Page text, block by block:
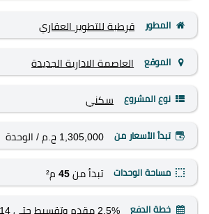
المطور قرطبة للتطوير العقاري
الموقع العاصمة الادارية الجديدة
نوع المشروع سكني
تبدأ الأسعار من 1,305,000 ج.م / الوحدة
مساحة الوحدات تبدأ من 45م²
خطة الدفع 2.5% مقدم وتقسيط حتى 14 سنة